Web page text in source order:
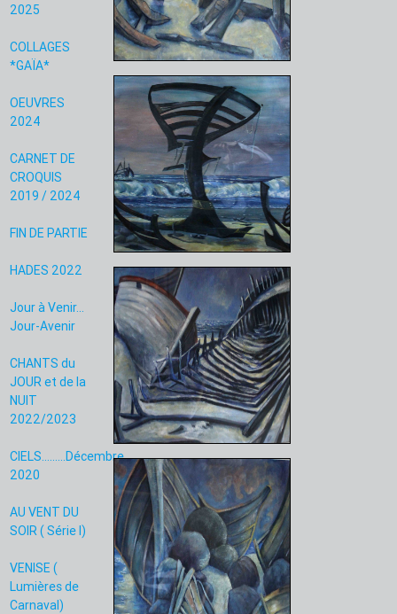
2025
COLLAGES
*GAÏA*
OEUVRES
2024
CARNET DE
CROQUIS
2019 / 2024
FIN DE PARTIE
HADES 2022
Jour à Venir...
Jour-Avenir
CHANTS du
JOUR et de la
NUIT
2022/2023
CIELS.........Décembre
2020
AU VENT DU
SOIR ( Série I)
VENISE (
Lumières de
Carnaval)